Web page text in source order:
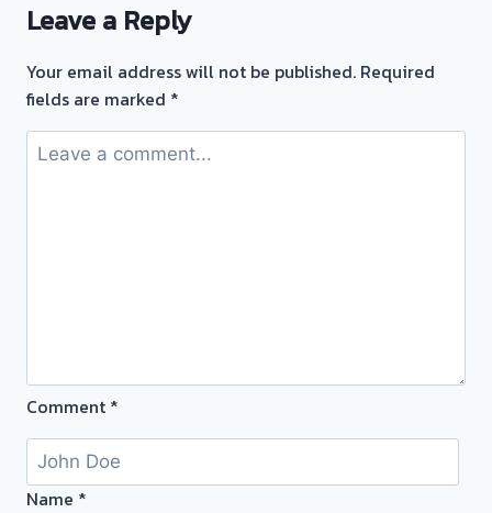
ทอง
บริการ
รับ
ไถ่ถอน
ตั๋ว
จ่าย
ทันที
Leave a Reply
Your email address will not be published. Required
fields are marked *
Comment *
Name *